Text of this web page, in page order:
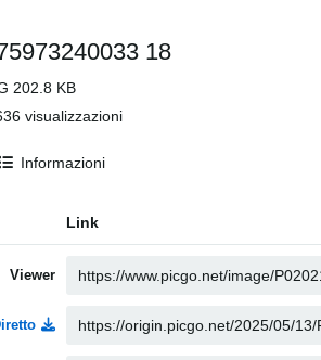
18
202.8 KB
visualizzazioni
Informazioni
Link
Viewer